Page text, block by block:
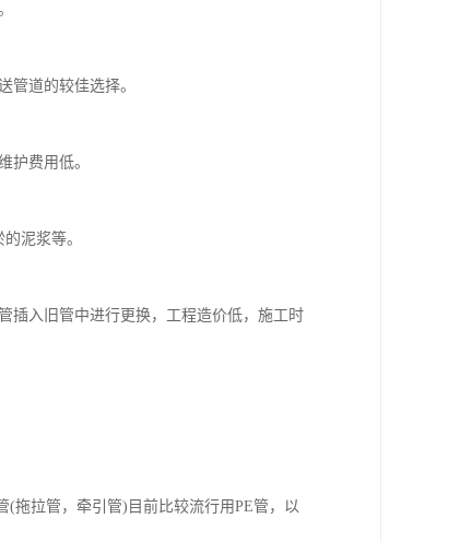
管道的较佳选择。
护费用低。
泥浆等。
插入旧管中进行更换，工程造价低，施工时
(拖拉管，牵引管)目前比较流行用PE管，以